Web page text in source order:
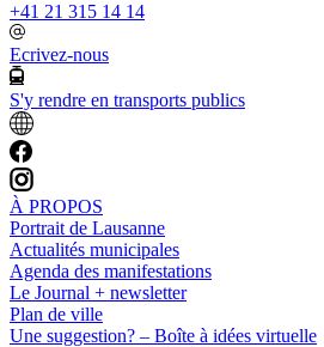
+41 21 315 14 14
Ecrivez-nous
S'y rendre en transports publics
À PROPOS
Portrait de Lausanne
Actualités municipales
Agenda des manifestations
Le Journal + newsletter
Plan de ville
Une suggestion? – Boîte à idées virtuelle